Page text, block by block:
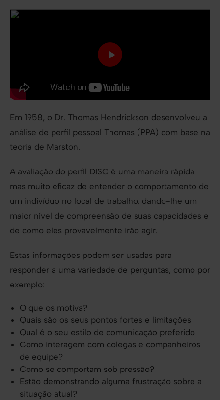
Em 1958, o Dr. Thomas Hendrickson desenvolveu a
análise de perfil pessoal Thomas (PPA) com base na
teoria de Marston.
A avaliação do perfil DISC é uma maneira rápida
mas muito eficaz de entender o comportamento de
um indivíduo no local de trabalho, dando-lhe um
maior nível de compreensão de suas capacidades e
de como eles provavelmente irão agir.
Estas informações podem ser usadas para
responder a uma variedade de perguntas, como por
exemplo:
O que os motiva?
Quais são os seus pontos fortes e limitações
Qual é o seu estilo de comunicação preferido
Como interagem com colegas e companheiros
de equipe?
Como se comportam sob pressão?
Estão demonstrando alguma frustração sobre a
situação atual?